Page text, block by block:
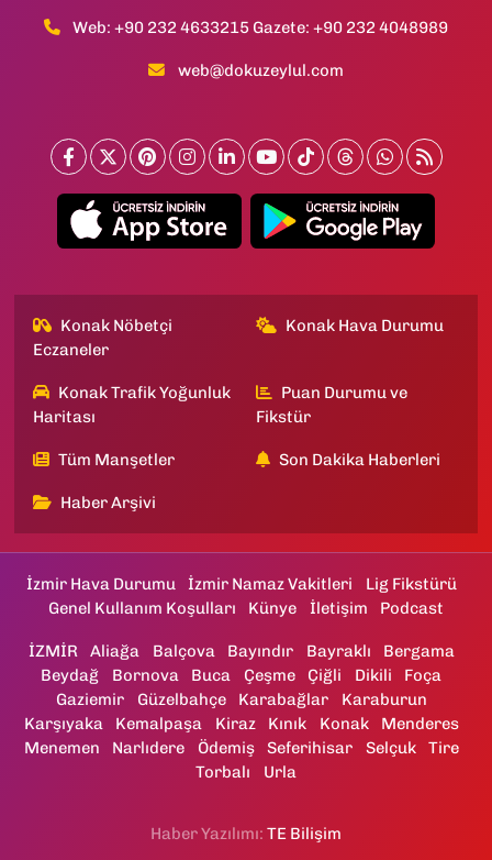
Web: +90 232 4633215 Gazete: +90 232 4048989
web@dokuzeylul.com
Konak Nöbetçi
Eczaneler
Konak Hava Durumu
Konak Trafik Yoğunluk
Haritası
Puan Durumu ve
Fikstür
Tüm Manşetler Son Dakika Haberleri
Haber Arşivi
İzmir Hava Durumu İzmir Namaz Vakitleri
Lig Fikstürü
Genel Kullanım Koşulları
Künye İletişim Podcast
İZMİR Aliağa Balçova Bayındır Bayraklı
Bergama
Beydağ
Bornova Buca Çeşme Çiğli Dikili
Foça
Gaziemir
Güzelbahçe Karabağlar
Karaburun
Karşıyaka
Kemalpaşa Kiraz Kınık Konak
Menderes
Menemen
Narlıdere Ödemiş Seferihisar Selçuk
Tire
Torbalı
Urla
Haber Yazılımı: TE Bilişim